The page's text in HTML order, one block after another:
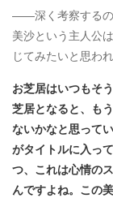
――深く考察するの
美沙という主人公
じてみたいと思わ
お芝居はいつもそ
芝居となると、も
ないかなと思って
がタイトルに入っ
つ、これは心情の
んですよね。この